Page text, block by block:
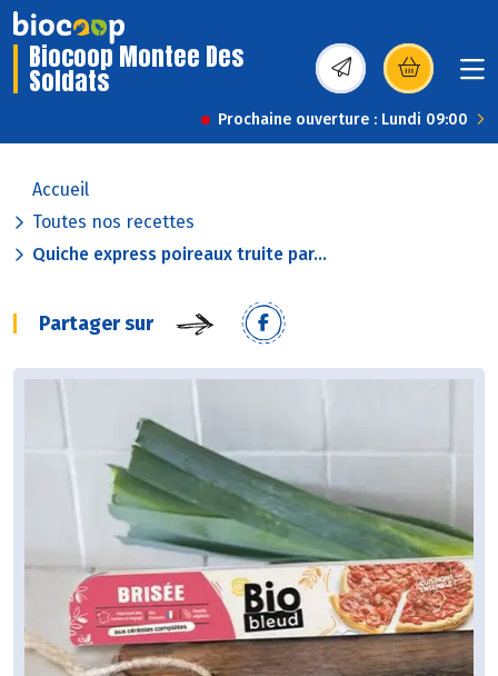
Biocoop Montee Des
Soldats (s’ouvre dans une
Prochaine ouverture : Lundi 09:00
Accueil
Toutes nos recettes
Quiche express poireaux truite par...
Partager sur